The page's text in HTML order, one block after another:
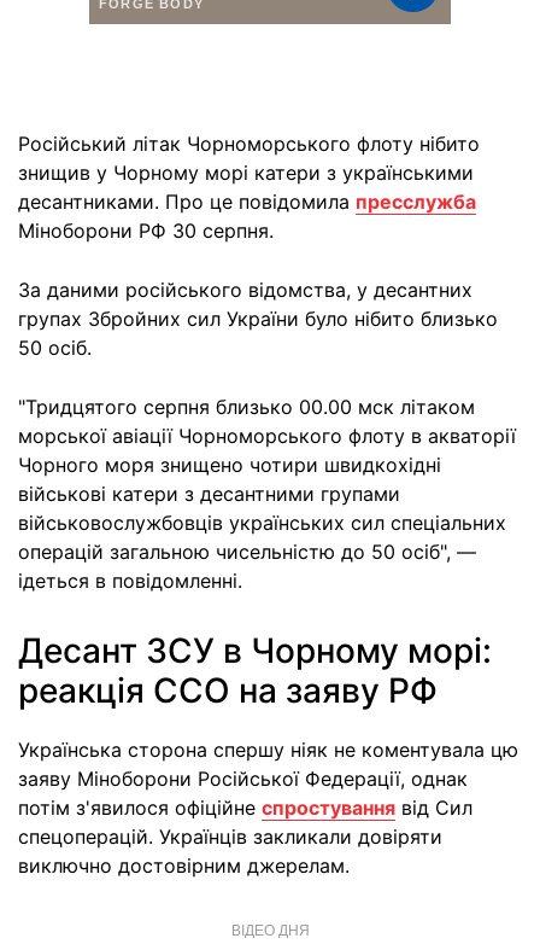
Російський літак Чорноморського флоту нібито
знищив у Чорному морі катери з українськими
десантниками. Про це повідомила пресслужба
Міноборони РФ 30 серпня.
За даними російського відомства, у десантних
групах Збройних сил України було нібито близько
50 осіб.
"Тридцятого серпня близько 00.00 мск літаком
морської авіації Чорноморського флоту в акваторії
Чорного моря знищено чотири швидкохідні
військові катери з десантними групами
військовослужбовців українських сил спеціальних
операцій загальною чисельністю до 50 осіб", —
ідеться в повідомленні.
Десант ЗСУ в Чорному морі:
реакція ССО на заяву РФ
Українська сторона спершу ніяк не коментувала цю
заяву Міноборони Російської Федерації, однак
потім з'явилося офіційне спростування від Сил
спецоперацій. Українців закликали довіряти
виключно достовірним джерелам.
ВІДЕО ДНЯ